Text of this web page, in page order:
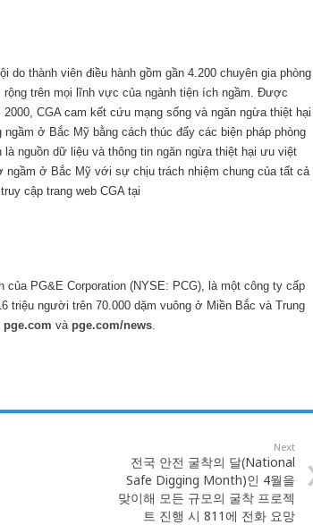
do thành viên điều hành gồm gần 4.200 chuyên gia phòng
rộng trên mọi lĩnh vực của ngành tiện ích ngầm. Được
2000, CGA cam kết cứu mạng sống và ngăn ngừa thiệt hại
ở Bắc Mỹ bằng cách thúc đẩy các biện pháp phòng
nguồn dữ liệu và thông tin ngăn ngừa thiệt hại ưu việt
ở Bắc Mỹ với sự chịu trách nhiệm chung của tất cả
cập trang web CGA tại
PG&E Corporation (NYSE: PCG), là một công ty cấp
triệu người trên 70.000 dặm vuông ở Miền Bắc và Trung
pge.com và pge.com/news.
Next
전국 안전 굴착의 달(National
Safe Digging Month)인 4월을
맞이해 모든 규모의 굴착 프로젝
트 진행 시 811에 전화 요망